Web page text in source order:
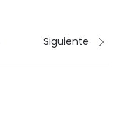
Siguiente